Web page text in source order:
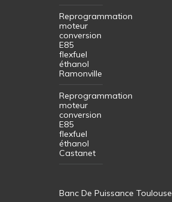
Reprogrammation
moteur
conversion
E85
flexfuel
éthanol
Ramonville
Reprogrammation
moteur
conversion
E85
flexfuel
éthanol
Castanet
Banc De Puissance Toulouse